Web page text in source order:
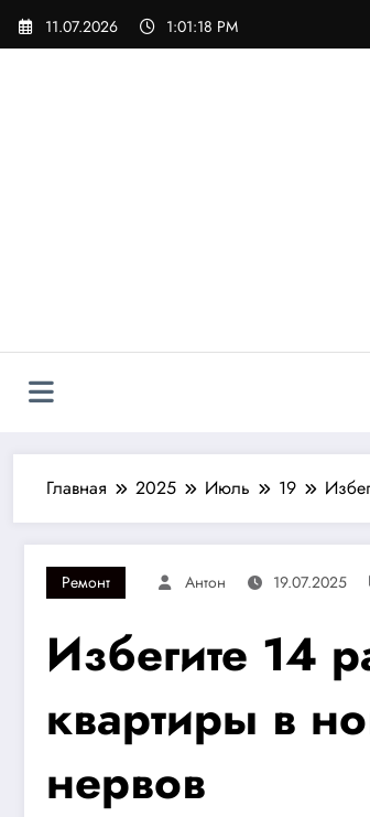
Перейти
11.07.2026 1:01:20 PM
Главная 2025 Июль 19
Ремонт Антон 19.07.2025
Избегите 14
квартиры в
нервов